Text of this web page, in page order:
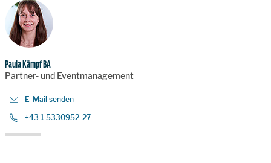
Paula Kämpf BA
Partner- und Eventmanagement
E-Mail senden
+43 1 5330952-27